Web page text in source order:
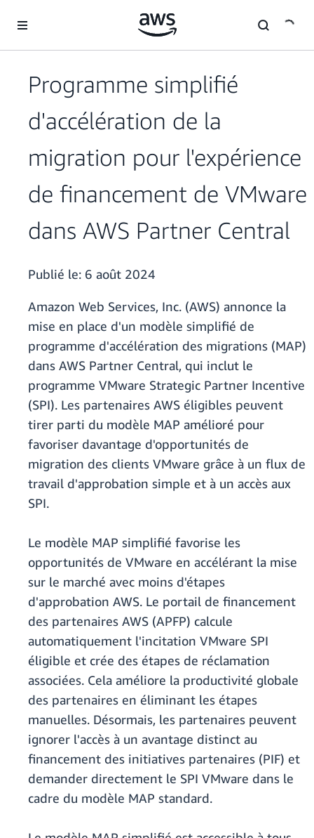
Programme simplifié
d'accélération de la
migration pour l'expérience
de financement de VMware
dans AWS Partner Central
Publié le: 6 août 2024
Amazon Web Services, Inc. (AWS) annonce la
mise en place d'un modèle simplifié de
programme d'accélération des migrations (MAP)
dans AWS Partner Central, qui inclut le
programme VMware Strategic Partner Incentive
(SPI). Les partenaires AWS éligibles peuvent
tirer parti du modèle MAP amélioré pour
favoriser davantage d'opportunités de
migration des clients VMware grâce à un flux de
travail d'approbation simple et à un accès aux
SPI.
Le modèle MAP simplifié favorise les
opportunités de VMware en accélérant la mise
sur le marché avec moins d'étapes
d'approbation AWS. Le portail de financement
des partenaires AWS (APFP) calcule
automatiquement l'incitation VMware SPI
éligible et crée des étapes de réclamation
associées. Cela améliore la productivité globale
des partenaires en éliminant les étapes
manuelles. Désormais, les partenaires peuvent
ignorer l'accès à un avantage distinct au
financement des initiatives partenaires (PIF) et
demander directement le SPI VMware dans le
cadre du modèle MAP standard.